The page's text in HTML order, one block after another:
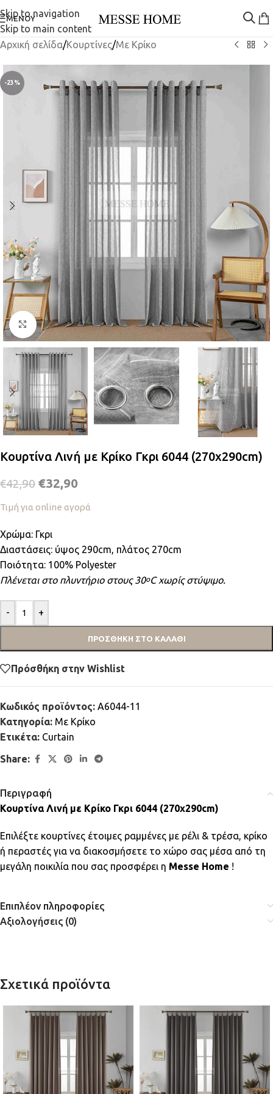
Skip to navigation
Skip to main content
ΜΕΝΟΎ
Αρχική σελίδα/Κουρτίνες/Mε Κρίκο
-23%
Κλικ για μεγέθυνση
Κουρτίνα Λινή με Κρίκο Γκρι 6044 (270x290cm)
€42,90 €32,90
Τιμή για online αγορά
Χρώμα: Γκρι
Διαστάσεις: ύψος 290cm, πλάτος 270cm
Ποιότητα: 100% Polyester
Πλένεται στο πλυντήριο στους 30οC χωρίς στύψιμο.
- +
ΠΡΟΣΘΉΚΗ ΣΤΟ ΚΑΛΆΘΙ
Πρόσθήκη στην Wishlist
Κωδικός προϊόντος: A6044-11
Κατηγορία: Mε Κρίκο
Ετικέτα: Curtain
Share:
Περιγραφή
Κουρτίνα Λινή με Κρίκο Γκρι 6044 (270x290cm)
Επιλέξτε κουρτίνες έτοιμες ραμμένες με ρέλι & τρέσα, κρίκο
ή περαστές για να διακοσμήσετε το χώρο σας μέσα από τη
μεγάλη ποικιλία που σας προσφέρει η Messe Home !
Επιπλέον πληροφορίες
Αξιολογήσεις (0)
Σχετικά προϊόντα